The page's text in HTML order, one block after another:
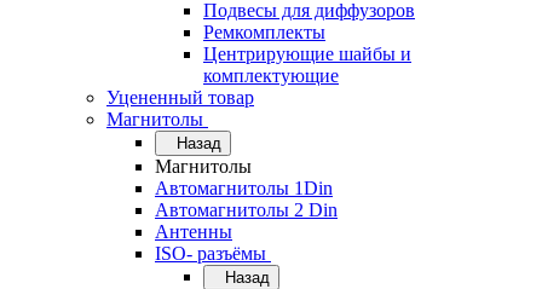
Подвесы для диффузоров
Ремкомплекты
Центрирующие шайбы и
комплектующие
Уцененный товар
Магнитолы
Назад
Магнитолы
Автомагнитолы 1Din
Автомагнитолы 2 Din
Антенны
ISO- разъёмы
Назад